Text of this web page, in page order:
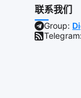
联系我们
Group: